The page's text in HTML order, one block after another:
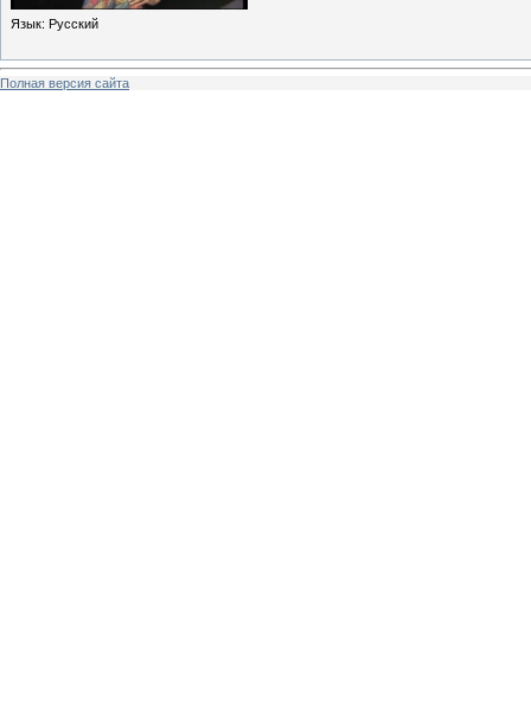
Язык: Русский
Полная версия сайта